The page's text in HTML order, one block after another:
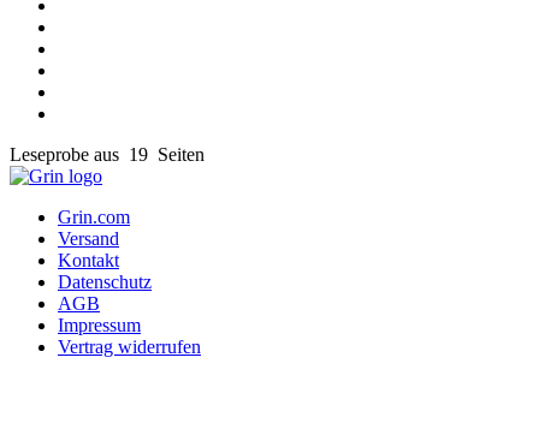
Leseprobe aus 19 Seiten
Grin.com
Versand
Kontakt
Datenschutz
AGB
Impressum
Vertrag widerrufen